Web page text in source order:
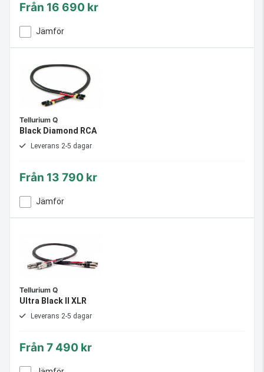
Från 16 690 kr
Jämför
Tellurium Q
Black Diamond RCA
Leverans 2-5 dagar
Från 13 790 kr
Jämför
Tellurium Q
Ultra Black II XLR
Leverans 2-5 dagar
Från 7 490 kr